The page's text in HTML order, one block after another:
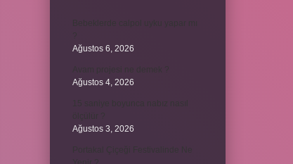
Ağustos 6, 2026
Ağustos 4, 2026
Ağustos 3, 2026